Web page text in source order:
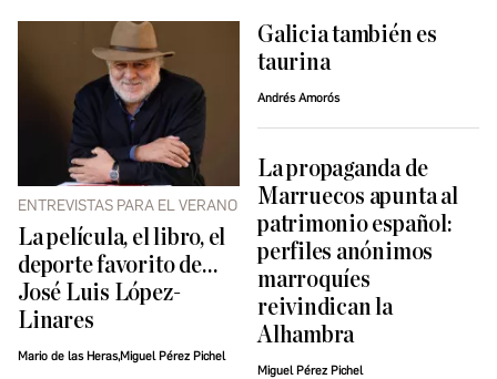
ENTREVISTAS PARA EL VERANO
La película, el libro, el
deporte favorito de…
José Luis López-
Linares
Mario de las Heras,Miguel Pérez Pichel
Galicia también es
taurina
Andrés Amorós
La propaganda de
Marruecos apunta al
patrimonio español:
perfiles anónimos
marroquíes
reivindican la
Alhambra
Miguel Pérez Pichel